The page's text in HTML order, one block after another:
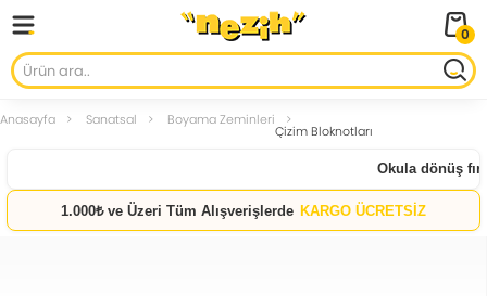
0
Anasayfa Sanatsal Boyama Zeminleri
Çizim Bloknotları
Okula dönüş
1.000₺ ve Üzeri Tüm Alışverişlerde KARGO ÜCRETSİZ